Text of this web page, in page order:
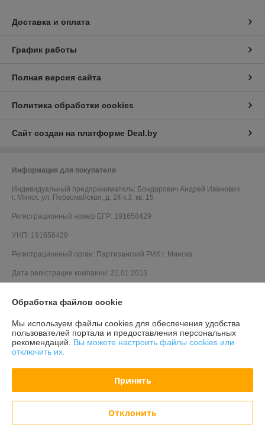
Доставка и оплата
График работы
Полная версия сайта
Политика обработки cookies
Сайт создан на платформе Deal.by
Информация для покупателя
Индивидуальный предприниматель: Бондарович Андрей Иванович
г. Минск, ул. Первомайская, д. 24 к.3, кв. 15
Регистрационный номер ЕГР: 191658429
УНП: 191658429
Регистрационный орган: Партизанский РИК г. Минска
Дата регистрации компании: 21.01.2013
Обработка файлов cookie
Мы используем файлы cookies для обеспечения удобства
пользователей портала и предоставления персональных
рекомендаций. Вы можете настроить файлы cookies или
отключить их.
Принять
Отклонить